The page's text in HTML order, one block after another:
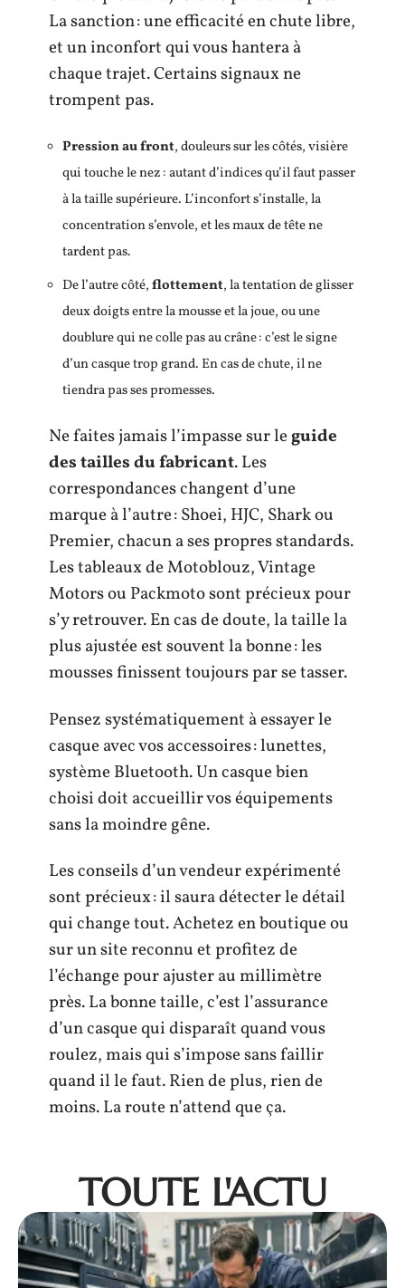
La sanction : une efficacité en chute libre,
et un inconfort qui vous hantera à
chaque trajet. Certains signaux ne
trompent pas.
Pression au front, douleurs sur les côtés, visière
qui touche le nez : autant d’indices qu’il faut passer
à la taille supérieure. L’inconfort s’installe, la
concentration s’envole, et les maux de tête ne
tardent pas.
De l’autre côté,flottement, la tentation de glisser
deux doigts entre la mousse et la joue, ou une
doublure qui ne colle pas au crâne : c’est le signe
d’un casque trop grand. En cas de chute, il ne
tiendra pas ses promesses.
Ne faites jamais l’impasse sur leguide
des tailles du fabricant. Les
correspondances changent d’une
marque à l’autre : Shoei, HJC, Shark ou
Premier, chacun a ses propres standards.
Les tableaux de Motoblouz, Vintage
Motors ou Packmoto sont précieux pour
s’y retrouver. En cas de doute, la taille la
plus ajustée est souvent la bonne : les
mousses finissent toujours par se tasser.
Pensez systématiquement à essayer le
casque avec vos accessoires : lunettes,
système Bluetooth. Un casque bien
choisi doit accueillir vos équipements
sans la moindre gêne.
Les conseils d’un vendeur expérimenté
sont précieux : il saura détecter le détail
qui change tout. Achetez en boutique ou
sur un site reconnu et profitez de
l’échange pour ajuster au millimètre
près. La bonne taille, c’est l’assurance
d’un casque qui disparaît quand vous
roulez, mais qui s’impose sans faillir
quand il le faut. Rien de plus, rien de
moins. La route n’attend que ça.
TOUTE L'ACTU